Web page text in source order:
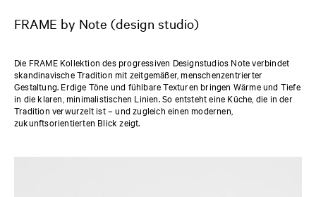
FRAME by Note (design studio)
Die FRAME Kollektion des progressiven Designstudios Note verbindet
skandinavische Tradition mit zeitgemäßer, menschenzentrierter
Gestaltung. Erdige Töne und fühlbare Texturen bringen Wärme und Tiefe
in die klaren, minimalistischen Linien. So entsteht eine Küche, die in der
Tradition verwurzelt ist – und zugleich einen modernen,
zukunftsorientierten Blick zeigt.